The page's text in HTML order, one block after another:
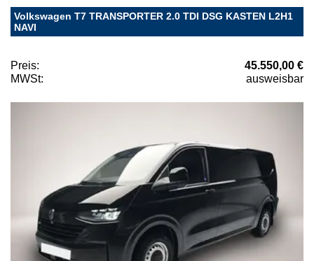
Volkswagen T7 TRANSPORTER 2.0 TDI DSG KASTEN L2H1
NAVI
Preis:
45.550,00 €
MWSt:
ausweisbar